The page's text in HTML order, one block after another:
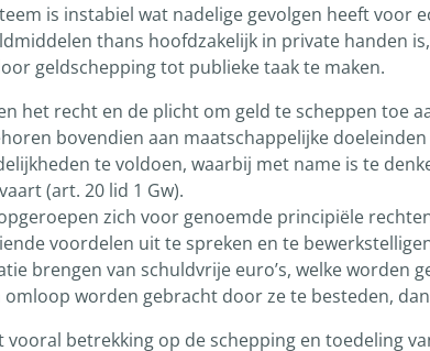
is instabiel wat nadelige gevolgen heeft
thans hoofdzakelijk in private handen
geldschepping tot publieke taak te maken.
het recht en de plicht om geld te scheppen toe
bovendien aan maatschappelijke
te voldoen, waarbij met name is te
(art. 20 lid 1 Gw).
zich voor genoemde principiële
voordelen uit te spreken en te
brengen van schuldvrije euro’s, welke
omloop worden gebracht door ze te besteden,
vooral betrekking op de schepping en toedeling